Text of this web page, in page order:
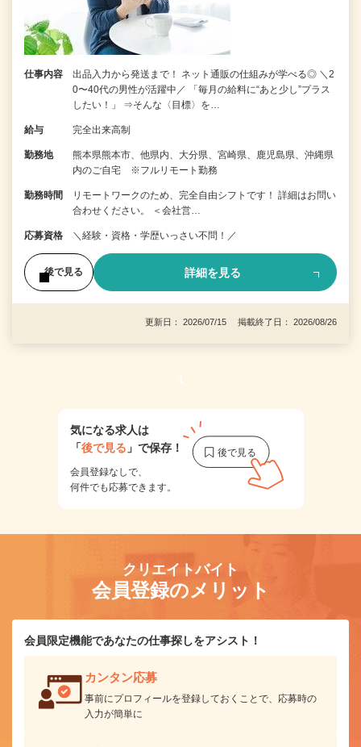
仕事内容
出品入力から発送まで！ ネット通販の仕組みが学べる◎ ＼2
0〜40代の男性が活躍中／ 「毎月の給料に“あと少し”プラス
したい！」 ⇒そんな〈目標〉を…
給与 完全出来高制
勤務地
熊本県熊本市、他県内、大分県、宮崎県、鹿児島県、沖縄県
内のご自宅 ※フルリモート勤務
勤務時間
リモートワークのため、完全自由シフトです！ 詳細はお問い
合わせください。 ＜会社営…
応募資格 ＼経験・資格・学歴いっさい不問！／
後で見る 詳細を見る
更新日： 2026/07/15 掲載終了日： 2026/08/26
1
気になる求人は
「後で見る 」で保存！
会員登録なしで、
何件でも応募できます。
クリエイトバイト
会員登録のメリット
会員限定機能であなたの仕事探しをアシスト！
カンタン応募
事前にプロフィールを登録しておくことで、応募時の
入力が簡単に